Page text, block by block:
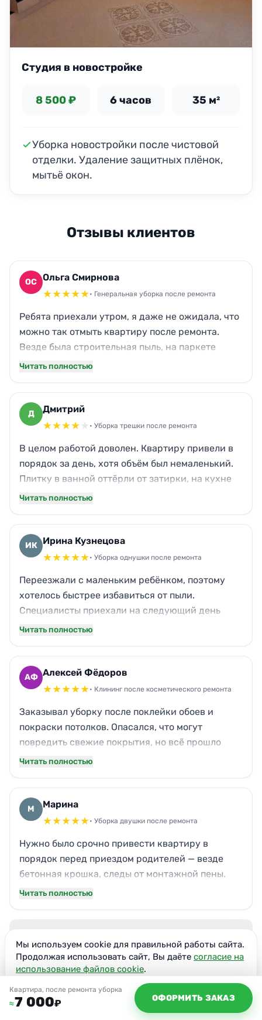
Квартира, после ремонта уборка
≈7 000₽ ОФОРМИТЬ ЗАКАЗ
Студия в новостройке
8 500 ₽ 6 часов 35 м²
Уборка новостройки после чистовой
отделки. Удаление защитных плёнок,
мытьё окон.
Отзывы клиентов
ОС Ольга Смирнова
★★★★★• Генеральная уборка после ремонта
Ребята приехали утром, я даже не ожидала, что
можно так отмыть квартиру после ремонта.
Везде была строительная пыль, на паркете
пятна от шпаклёвки, а теперь блестит как
запах краски полностью выветрился. Приятно
заезжать в чистоту, всем советую.
Читать полностью
Д Дмитрий
★★★★★ • Уборка трешки после ремонта
В целом работой доволен. Квартиру привели в
порядок за день, хотя объём был немаленький.
Плитку в ванной оттёрли от затирки, на кухне
убрали жирный налёт, который остался ещё от
протереть одну полку в кладовке. Но это
мелочи, всё остальное сделано на совесть.
Читать полностью
ИК Ирина Кузнецова
★★★★★• Уборка однушки после ремонта
Переезжали с маленьким ребёнком, поэтому
хотелось быстрее избавиться от пыли.
Специалисты приехали на следующий день
после звонка, всё вычистили буквально до
теперь свежестью, а не химией. Отдельно
порадовало, что не пришлось докупать никакие
Читать полностью
АФ Алексей Фёдоров
★★★★★• Клининг после косметического ремонта
Заказывал уборку после поклейки обоев и
покраски потолков. Опасался, что могут
повредить свежие покрытия, но всё прошло
аккуратно. Пыль убрали даже из
вопросов. Результат превзошёл ожидания —
квартира сразу приобрела жилой вид. Буду
Читать полностью
М Марина
★★★★★• Уборка двушки после ремонта
Нужно было срочно привести квартиру в
порядок перед приездом родителей — везде
бетонная крошка, следы от монтажной пены.
Бригада справилась за полдня. Паркет оттёрли
найти надёжных ребят непросто, но вам это
удалось. Огромное спасибо за оперативность!
Читать полностью
4.8★★★★★
★
Мы используем cookie для правильной работы сайта.
Продолжая использовать сайт, Вы даёте согласие на
использование файлов cookie.
Согласен